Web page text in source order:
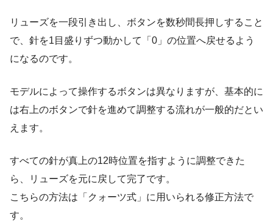
リューズを一段引き出し、ボタンを数秒間長押しすること
で、針を1目盛りずつ動かして「0」の位置へ戻せるよう
になるのです。
モデルによって操作するボタンは異なりますが、基本的に
は右上のボタンで針を進めて調整する流れが一般的だとい
えます。
すべての針が真上の12時位置を指すように調整できた
ら、リューズを元に戻して完了です。
こちらの方法は「クォーツ式」に用いられる修正方法で
す。